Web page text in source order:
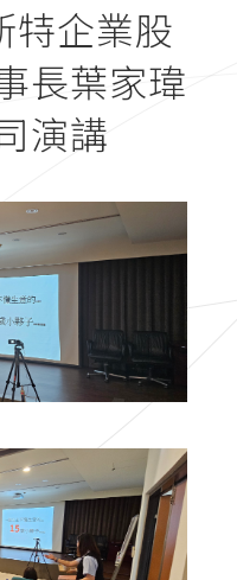
特企業股
長葉家瑋
演講